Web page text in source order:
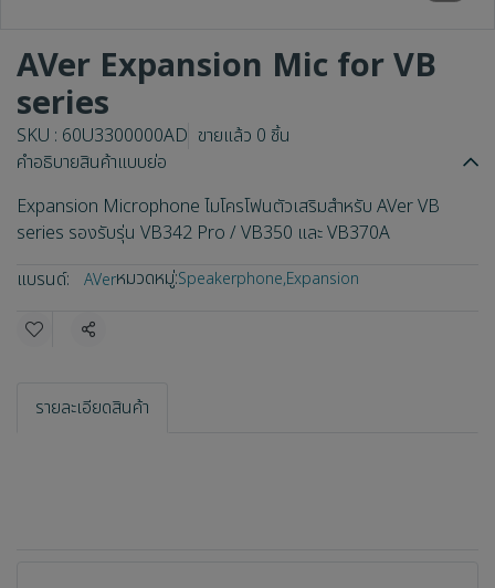
AVer Expansion Mic for VB
series
SKU : 60U3300000AD ขายแล้ว 0 ชิ้น
คำอธิบายสินค้าแบบย่อ
Expansion Microphone ไมโครโฟนตัวเสริมสำหรับ AVer VB
series รองรับรุ่น VB342 Pro / VB350 และ VB370A
แบรนด์:
AVerหมวดหมู่:Speakerphone,Expansion
แชร์
รายละเอียดสินค้า